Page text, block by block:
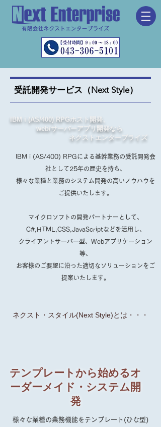
受託開発サービス（Next Style）
IBM i (AS/400) RPGホスト開発、
web/サーバーアプリ開発なら
ネクストエンタープライズ
IBM i (AS/400) RPGによる基幹業務の受託開発会
社として25年の歴史を持ち、
様々な業種と業務のシステム開発の高いノウハウを
ご提供いたします。
マイクロソフトの開発パートナーとして、
C#,HTML,CSS,JavaScriptなどを活用し、
クライアントサーバー型、Webアプリケーション
等、
お客様のご要望に沿った適切なソリューションをご
提案いたします。
ネクスト・スタイル(Next Style)とは・・・
テンプレートから始めるオ
ーダーメイド・システム開
発
様々な業種の業務機能をテンプレート(ひな型)